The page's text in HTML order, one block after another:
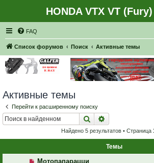
HONDA VTX VT
FAQ
Список форумов Поиск Активные темы
Активные темы
Перейти к расширенному поиску
Поиск
Найдено 5 результатов • Страница
Темы
НМотопапарацци